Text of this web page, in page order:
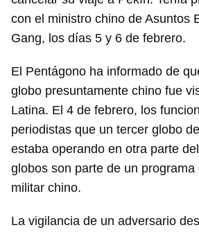
con el ministro chino de Asuntos
Gang, los días 5 y 6 de febrero.
El Pentágono ha informado de
globo presuntamente chino fue
Latina. El 4 de febrero, los
periodistas que un tercer globo
estaba operando en otra parte
globos son parte de un programa
militar chino.
La vigilancia de un adversario